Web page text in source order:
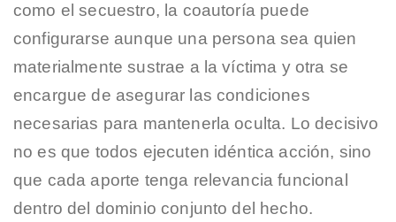
como el secuestro, la coautoría puede
configurarse aunque una persona sea quien
materialmente sustrae a la víctima y otra se
encargue de asegurar las condiciones
necesarias para mantenerla oculta. Lo decisivo
no es que todos ejecuten idéntica acción, sino
que cada aporte tenga relevancia funcional
dentro del dominio conjunto del hecho.